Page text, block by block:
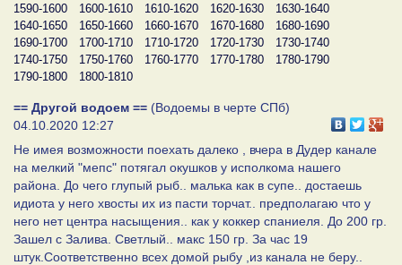
1590-1600
1600-1610 1610-1620 1620-1630
1630-1640
1640-1650
1650-1660 1660-1670 1670-1680
1680-1690
1690-1700
1700-1710 1710-1720 1720-1730
1730-1740
1740-1750
1750-1760 1760-1770 1770-1780
1780-1790
1790-1800
1800-1810
== Другой водоем == (Водоемы в черте СПб)
04.10.2020 12:27
Не имея возможности поехать далеко , вчера в Дудер канале
на мелкий "мепс" потягал окушков у исполкома нашего
района. До чего глупый рыб.. малька как в супе.. достаешь
идиота у него хвосты их из пасти торчат.. предполагаю что у
него нет центра насыщения.. как у коккер спаниеля. До 200 гр.
Зашел с Залива. Светлый.. макс 150 гр. За час 19
штук.Соответственно всех домой рыбу ,из канала не беру..